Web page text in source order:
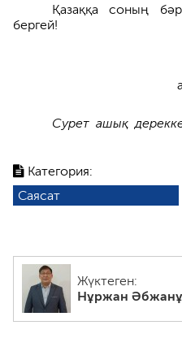
Категория:
Саясат
Жүктеген:
Нұржан
Қазаққа соның
бергей!
Сурет ашық